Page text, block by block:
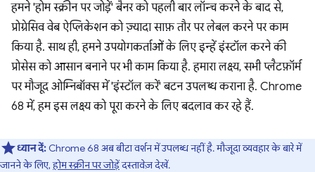
हमने 'होम स्क्रीन पर जोड़ें' बैनर को पहली बार लॉन्च करने के बाद से,
प्रोग्रेसिव वेब ऐप्लिकेशन को ज़्यादा साफ़ तौर पर लेबल करने पर काम
किया है. साथ ही, हमने उपयोगकर्ताओं के लिए इन्हें इंस्टॉल करने की
प्रोसेस को आसान बनाने पर भी काम किया है. हमारा लक्ष्य, सभी प्लैटफ़ॉर्म
पर मौजूद ओम्निबॉक्स में 'इंस्टॉल करें' बटन उपलब्ध कराना है. Chrome
68 में, हम इस लक्ष्य को पूरा करने के लिए बदलाव कर रहे हैं.
ध्यान दें: Chrome 68 अब बीटा वर्शन में उपलब्ध नहीं है. मौजूदा व्यवहार के बारे में
जानने के लिए,होम स्क्रीन पर जोड़ेंदस्तावेज़ देखें.